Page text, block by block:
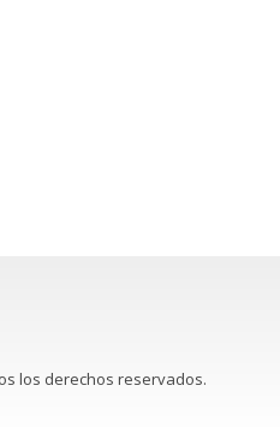
los derechos reservados.